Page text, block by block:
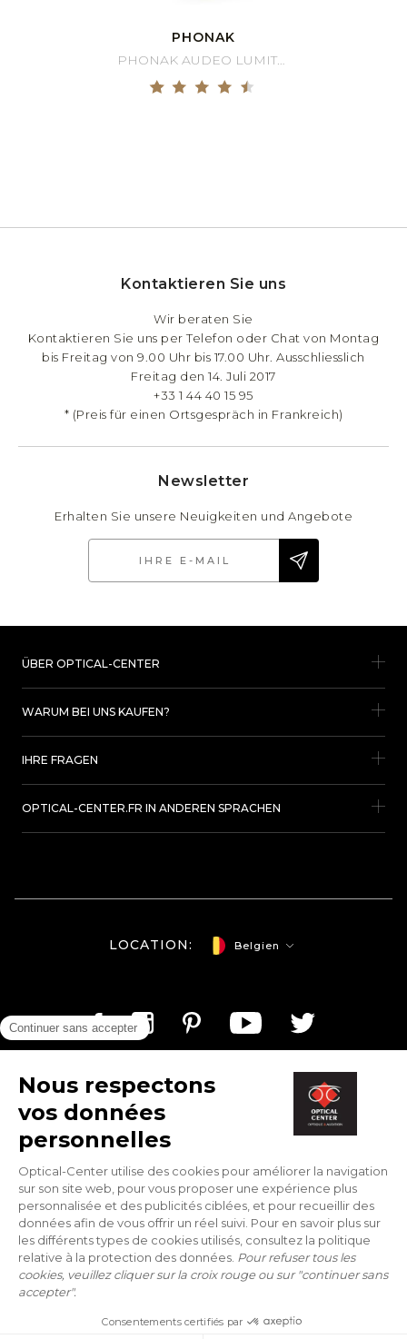
PHONAK
PHONAK AUDEO LUMITY 30
Kontaktieren Sie uns
Wir beraten Sie
Kontaktieren Sie uns per Telefon oder Chat von Montag
bis Freitag von 9.00 Uhr bis 17.00 Uhr. Ausschliesslich
Freitag den 14. Juli 2017
+33 1 44 40 15 95
* (Preis für einen Ortsgespräch in Frankreich)
Newsletter
Erhalten Sie unsere Neuigkeiten und Angebote
ÜBER OPTICAL-CENTER
WARUM BEI UNS KAUFEN?
IHRE FRAGEN
OPTICAL-CENTER.FR IN ANDEREN SPRACHEN
LOCATION: Belgien
Optical-center.be/de © Copyright 2026
By:Tobeweb- Concept & Design:Balink